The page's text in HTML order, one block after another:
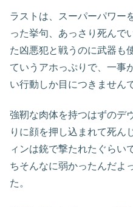
ラストは、スーパーパワー
った挙句、あっさり死んで
た凶悪犯と戦うのに武器も
ていうアホっぷりで、一事
い行動しか目につきません
強靭な肉体を持つはずのデ
りに顔を押し込まれて死ん
ィンは銃で撃たれたぐらい
ちそんなに弱かったんだよ
た。